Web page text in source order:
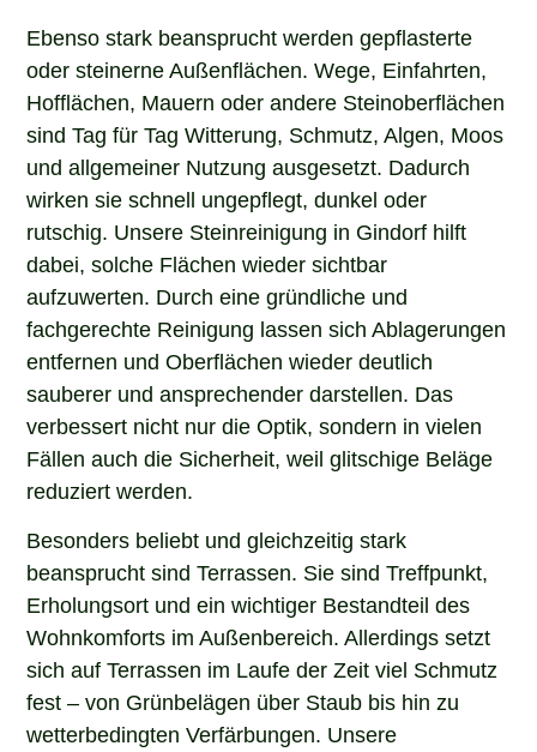
Ebenso stark beansprucht werden gepflasterte
oder steinerne Außenflächen. Wege, Einfahrten,
Hofflächen, Mauern oder andere Steinoberflächen
sind Tag für Tag Witterung, Schmutz, Algen, Moos
und allgemeiner Nutzung ausgesetzt. Dadurch
wirken sie schnell ungepflegt, dunkel oder
rutschig. Unsere Steinreinigung in Gindorf hilft
dabei, solche Flächen wieder sichtbar
aufzuwerten. Durch eine gründliche und
fachgerechte Reinigung lassen sich Ablagerungen
entfernen und Oberflächen wieder deutlich
sauberer und ansprechender darstellen. Das
verbessert nicht nur die Optik, sondern in vielen
Fällen auch die Sicherheit, weil glitschige Beläge
reduziert werden.
Besonders beliebt und gleichzeitig stark
beansprucht sind Terrassen. Sie sind Treffpunkt,
Erholungsort und ein wichtiger Bestandteil des
Wohnkomforts im Außenbereich. Allerdings setzt
sich auf Terrassen im Laufe der Zeit viel Schmutz
fest – von Grünbelägen über Staub bis hin zu
wetterbedingten Verfärbungen. Unsere